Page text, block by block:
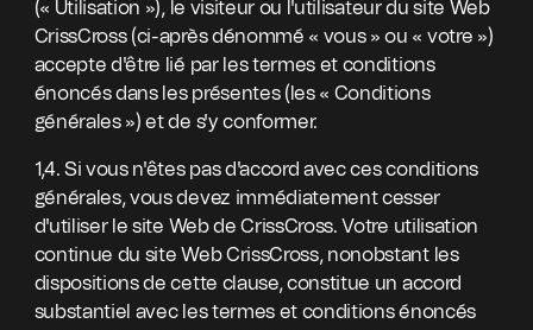
(« Utilisation »), le visiteur ou l'utilisateur du site Web
CrissCross (ci-après dénommé « vous » ou « votre »)
accepte d'être lié par les termes et conditions
énoncés dans les présentes (les « Conditions
générales ») et de s'y conformer.
1,4. Si vous n'êtes pas d'accord avec ces conditions
générales, vous devez immédiatement cesser
d'utiliser le site Web de CrissCross. Votre utilisation
continue du site Web CrissCross, nonobstant les
dispositions de cette clause, constitue un accord
substantiel avec les termes et conditions énoncés